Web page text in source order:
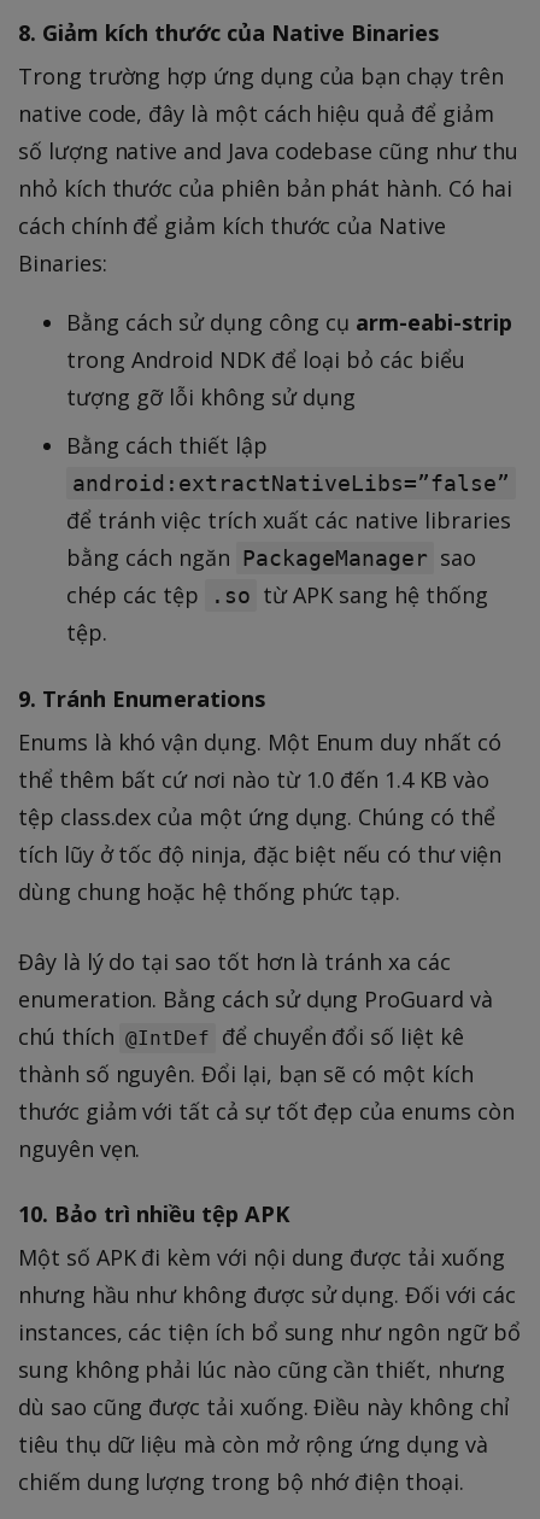
8. Giảm kích thước của Native Binaries
Trong trường hợp ứng dụng của bạn chạy trên
native code, đây là một cách hiệu quả để giảm
số lượng native and Java codebase cũng như thu
nhỏ kích thước của phiên bản phát hành. Có hai
cách chính để giảm kích thước của Native
Binaries:
Bằng cách sử dụng công cụ arm-eabi-strip
trong Android NDK để loại bỏ các biểu
tượng gỡ lỗi không sử dụng
Bằng cách thiết lập
android:extractNativeLibs=”false”
để tránh việc trích xuất các native libraries
bằng cách ngăn PackageManager sao
chép các tệp
.so từ APK sang hệ thống
tệp.
9. Tránh Enumerations
Enums là khó vận dụng. Một Enum duy nhất có
thể thêm bất cứ nơi nào từ 1.0 đến 1.4 KB vào
tệp class.dex của một ứng dụng. Chúng có thể
tích lũy ở tốc độ ninja, đặc biệt nếu có thư viện
dùng chung hoặc hệ thống phức tạp.
Đây là lý do tại sao tốt hơn là tránh xa các
enumeration. Bằng cách sử dụng ProGuard và
chú thích @IntDef
để chuyển đổi số liệt kê
thành số nguyên. Đổi lại, bạn sẽ có một kích
thước giảm với tất cả sự tốt đẹp của enums còn
nguyên vẹn.
10. Bảo trì nhiều tệp APK
Một số APK đi kèm với nội dung được tải xuống
nhưng hầu như không được sử dụng. Đối với các
instances, các tiện ích bổ sung như ngôn ngữ bổ
sung không phải lúc nào cũng cần thiết, nhưng
dù sao cũng được tải xuống. Điều này không chỉ
tiêu thụ dữ liệu mà còn mở rộng ứng dụng và
chiếm dung lượng trong bộ nhớ điện thoại.